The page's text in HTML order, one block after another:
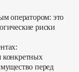
оператором: это
риски
конкретных
перед